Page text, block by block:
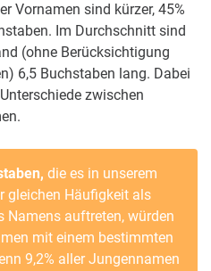
Vornamen sind kürzer, 45%
Im Durchschnitt sind
(ohne Berücksichtigung
6,5 Buchstaben lang. Dabei
zwischen
die es in unserem
gleichen Häufigkeit als
Namens auftreten, würden
mit einem bestimmten
9,2% aller Jungennamen